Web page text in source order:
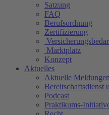
Satzung
FAQ
Berufsordnung
Zertifizierung
Marktplatz
Konzept
Aktuelles
Aktuelle Meldungen
Bereitschaftsdienst
Podcast
Praktikums-